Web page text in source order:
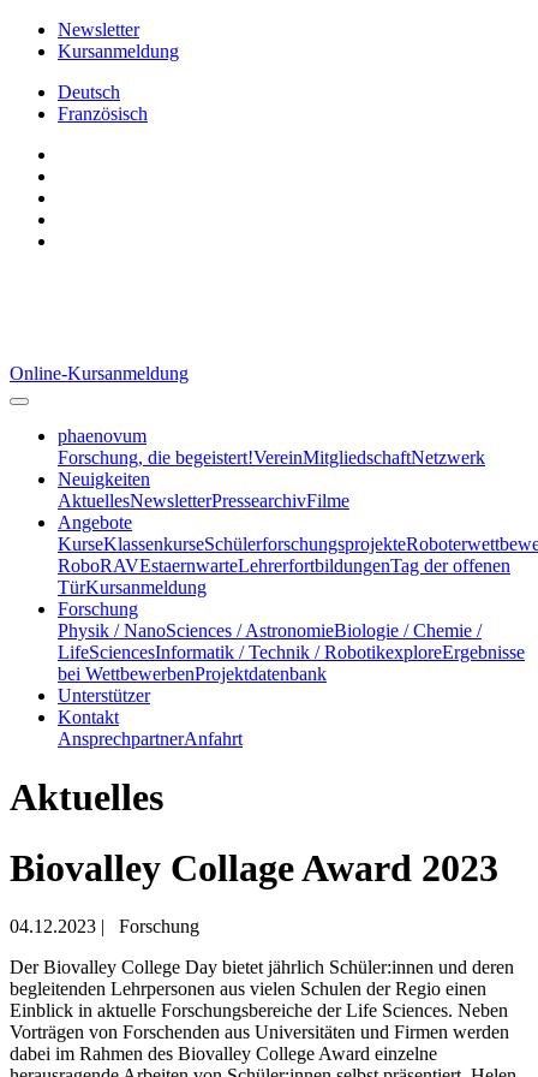
Newsletter
Kursanmeldung
Deutsch
Französisch
Online-Kursanmeldung
phaenovum
Forschung, die begeistert!VereinMitgliedschaftNetzwerk
Neuigkeiten
AktuellesNewsletterPressearchivFilme
Angebote
KurseKlassenkurseSchülerforschungsprojekte
RoboRAVEstaernwarteLehrerfortbildungenTag der offenen
TürKursanmeldung
Forschung
Physik / NanoSciences / AstronomieBiologie / Chemie /
LifeSciencesInformatik / Technik / RobotikexploreErgebnisse
bei WettbewerbenProjektdatenbank
Unterstützer
Kontakt
AnsprechpartnerAnfahrt
Aktuelles
Biovalley Collage Award 2023
04.12.2023 |
Forschung
Der Biovalley College Day bietet jährlich Schüler:innen und deren
begleitenden Lehrpersonen aus vielen Schulen der Regio einen
Einblick in aktuelle Forschungsbereiche der Life Sciences. Neben
Vorträgen von Forschenden aus Universitäten und Firmen werden
dabei im Rahmen des Biovalley College Award einzelne